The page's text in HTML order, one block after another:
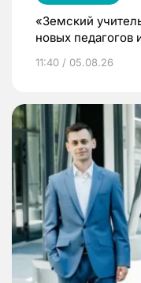
«Земский
новых педагогов
11:40 / 05.08.26